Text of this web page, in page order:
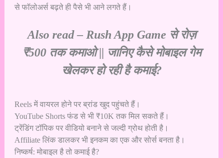
से फॉलोअर्स बढ़ते ही पैसे भी आने लगते हैं।
Also read –Rush App Game से रोज़
₹500 तक कमाओ || जानिए कैसे मोबाइल गेम
खेलकर हो रही है कमाई?
Reels में वायरल होने पर ब्रांड खुद पहुंचते हैं।
YouTube Shorts फंड से भी ₹10K तक मिल सकते हैं।
ट्रेंडिंग टॉपिक पर वीडियो बनाने से जल्दी ग्रोथ होती है।
Affiliate लिंक डालकर भी इनकम का एक और सोर्स बनता है।
निष्कर्ष: मोबाइल है तो कमाई है?